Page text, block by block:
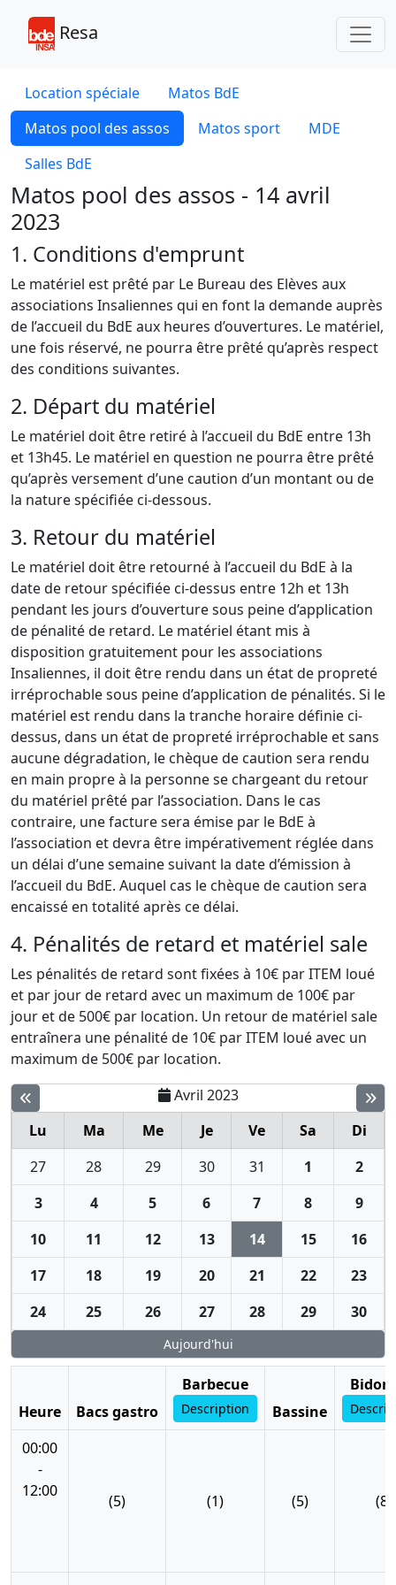
Resa
Location spéciale
Matos BdE
Matos pool des assos
Matos sport
MDE
Salles BdE
Matos pool des assos - 14 avril
2023
1. Conditions d'emprunt
Le matériel est prêté par Le Bureau des Elèves aux
associations Insaliennes qui en font la demande auprès
de l’accueil du BdE aux heures d’ouvertures. Le matériel,
une fois réservé, ne pourra être prêté qu’après respect
des conditions suivantes.
2. Départ du matériel
Le matériel doit être retiré à l’accueil du BdE entre 13h
et 13h45. Le matériel en question ne pourra être prêté
qu’après versement d’une caution d’un montant ou de
la nature spécifiée ci-dessous.
3. Retour du matériel
Le matériel doit être retourné à l’accueil du BdE à la
date de retour spécifiée ci-dessus entre 12h et 13h
pendant les jours d’ouverture sous peine d’application
de pénalité de retard. Le matériel étant mis à
disposition gratuitement pour les associations
Insaliennes, il doit être rendu dans un état de propreté
irréprochable sous peine d’application de pénalités. Si le
matériel est rendu dans la tranche horaire définie ci-
dessus, dans un état de propreté irréprochable et sans
aucune dégradation, le chèque de caution sera rendu
en main propre à la personne se chargeant du retour
du matériel prêté par l’association. Dans le cas
contraire, une facture sera émise par le BdE à
l’association et devra être impérativement réglée dans
un délai d’une semaine suivant la date d’émission à
l’accueil du BdE. Auquel cas le chèque de caution sera
encaissé en totalité après ce délai.
4. Pénalités de retard et matériel sale
Les pénalités de retard sont fixées à 10€ par ITEM loué
et par jour de retard avec un maximum de 100€ par
jour et de 500€ par location. Un retour de matériel sale
entraînera une pénalité de 10€ par ITEM loué avec un
maximum de 500€ par location.
Avril 2023
Lu
Ma Me Je Ve Sa
Di
27
28 29 30 31 1
2
3
4 5 6 7 8
9
10
11 12 13 14 15
16
17
18 19 20 21 22
23
24
25 26 27 28 29 30
Aujourd'hui
Heure Bacs gastro
Barbecue
Description Bassine
Bidon
00:00
-
12:00
(5) (1) (5) (8)